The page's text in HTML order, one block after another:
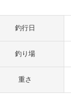
釣行日
釣り場
重さ